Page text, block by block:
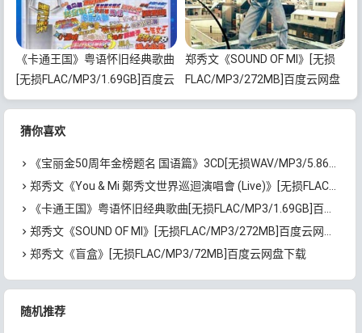
《卡通王国》粤语怀旧经典歌曲
[无损FLAC/MP3/1.69GB]百度云
网盘下载
郑秀文《SOUND OF MI》[无损
FLAC/MP3/272MB]百度云网盘
下载
猜你喜欢
《宝丽金50周年金榜题名 国语篇》3CD[无损WAV/MP3/5.86GB]百度云网盘下载
郑秀文《You & Mi 鄭秀文世界巡迴演唱會 (Live)》[无损FLAC/MP3/2.07GB]百度云网盘下载
《卡通王国》粤语怀旧经典歌曲[无损FLAC/MP3/1.69GB]百度云网盘下载
郑秀文《SOUND OF MI》[无损FLAC/MP3/272MB]百度云网盘下载
郑秀文《盲盒》[无损FLAC/MP3/72MB]百度云网盘下载
随机推荐